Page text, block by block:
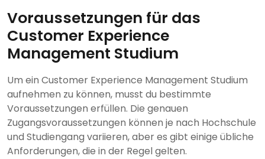
Voraussetzungen für das
Customer Experience
Management Studium
Um ein Customer Experience Management Studium
aufnehmen zu können, musst du bestimmte
Voraussetzungen erfüllen. Die genauen
Zugangsvoraussetzungen können je nach Hochschule
und Studiengang variieren, aber es gibt einige übliche
Anforderungen, die in der Regel gelten.